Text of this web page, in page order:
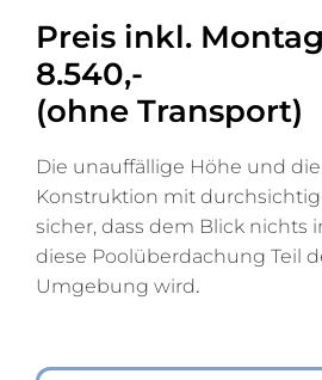
Preis inkl.
8.540,-
(ohne Transport)
Die unauffällige Höhe und
Konstruktion mit
sicher, dass dem Blick nichts
diese Poolüberdachung Teil
Umgebung wird.